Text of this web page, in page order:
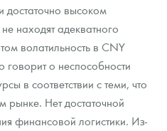
металлов
достаточно высоком
находят адекватного
волатильность в CNY
говорит о неспособности
в соответствии с теми, что
Нет достаточной
финансовой логистики. Из-